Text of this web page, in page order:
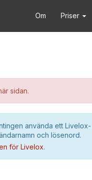
Om Priser
sidan.
använda ett Livelox-
och lösenord.
för Livelox.